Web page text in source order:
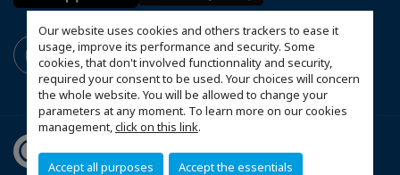
Our website uses cookies and others trackers to ease it
usage, improve its performance and security. Some
cookies, that don't involved functionnality and security,
required your consent to be used. Your choices will concern
the whole website. You will be allowed to change your
parameters at any moment. To learn more on our cookies
management,click on this link.
Accept all purposes Accept the essentials